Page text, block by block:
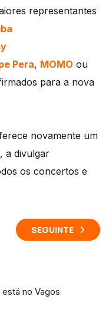
representantes
Pera, MOMO ou
para a nova
novamente um
a divulgar
os concertos e
SEGUINTE
no Vagos